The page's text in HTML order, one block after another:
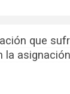
que
la